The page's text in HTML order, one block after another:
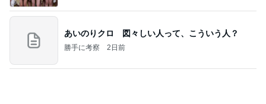
あいのりクロ 図々しい人って、こういう人？
勝手に考察 2日前